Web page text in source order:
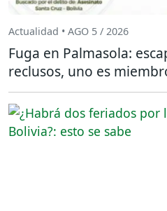
Actualidad • AGO 5 / 2026
Fuga en Palmasola:
reclusos, uno es